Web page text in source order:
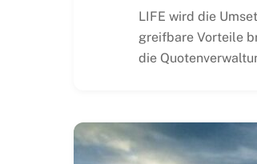
LIFE wird die
greifbare Vorteile
die